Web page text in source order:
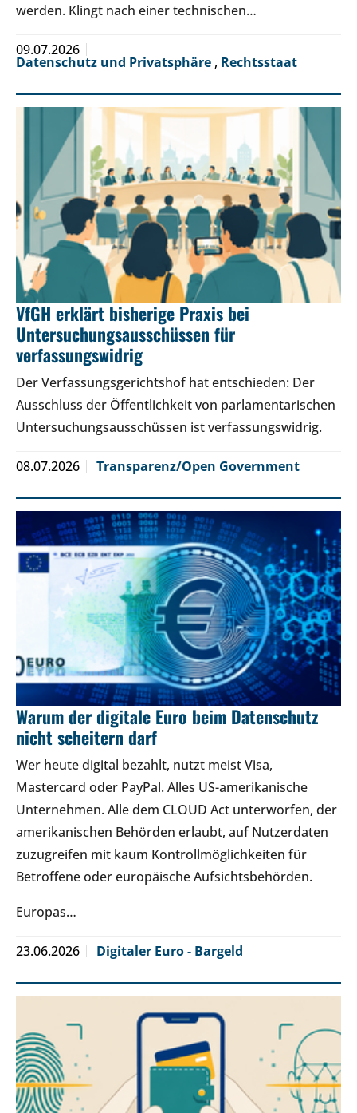
werden. Klingt nach einer technischen…
09.07.2026
Datenschutz und Privatsphäre , Rechtsstaat
VfGH erklärt bisherige Praxis bei
Untersuchungsausschüssen für
verfassungswidrig
Der Verfassungsgerichtshof hat entschieden: Der
Ausschluss der Öffentlichkeit von parlamentarischen
Untersuchungsausschüssen ist verfassungswidrig.
08.07.2026 Transparenz/Open Government
Warum der digitale Euro beim Datenschutz
nicht scheitern darf
Wer heute digital bezahlt, nutzt meist Visa,
Mastercard oder PayPal. Alles US-amerikanische
Unternehmen. Alle dem CLOUD Act unterworfen, der
amerikanischen Behörden erlaubt, auf Nutzerdaten
zuzugreifen mit kaum Kontrollmöglichkeiten für
Betroffene oder europäische Aufsichtsbehörden.
Europas…
23.06.2026 Digitaler Euro - Bargeld